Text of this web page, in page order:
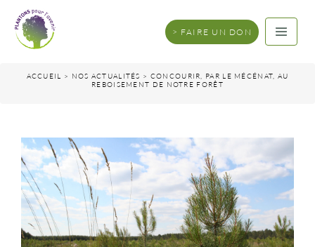
FAIRE UN DON
ACCUEIL > NOS ACTUALITÉS > CONCOURIR, PAR LE MÉCÉNAT, AU
REBOISEMENT DE NOTRE FORÊT